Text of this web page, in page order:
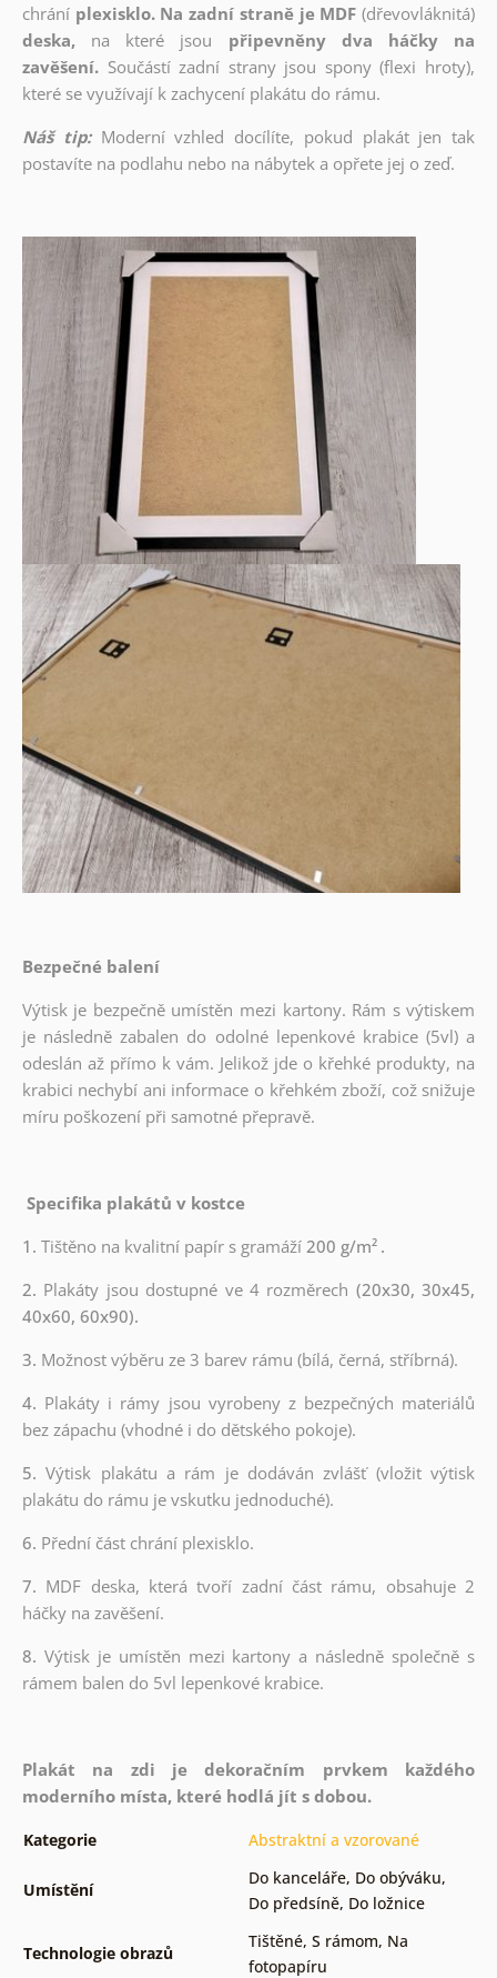
chrání plexisklo. Na zadní straně je MDF (dřevovláknitá)
deska,
na které jsou
připevněny dva háčky na
zavěšení. Součástí zadní strany jsou spony (flexi hroty),
které se využívají k zachycení plakátu do rámu.
Náš tip: Moderní vzhled docílíte, pokud plakát jen tak
postavíte na podlahu nebo na nábytek a opřete jej o zeď.
Bezpečné balení
Výtisk je bezpečně umístěn mezi kartony. Rám s výtiskem
je následně zabalen do odolné lepenkové krabice (5vl) a
odeslán až přímo k vám. Jelikož jde o křehké produkty, na
krabici nechybí ani informace o křehkém zboží, což snižuje
míru poškození při samotné přepravě.
Specifika plakátů v kostce
1. Tištěno na kvalitní papír s gramáží200 g/m² .
2. Plakáty jsou dostupné ve 4 rozměrech (20x30, 30x45,
40x60, 60x90).
3. Možnost výběru ze 3 barev rámu (bílá, černá, stříbrná).
4. Plakáty i rámy jsou vyrobeny z bezpečných materiálů
bez zápachu (vhodné i do dětského pokoje).
5.Výtisk plakátu a rám je dodáván zvlášť (vložit výtisk
plakátu do rámu je vskutku jednoduché).
6. Přední část chrání plexisklo.
7. MDF deska, která tvoří zadní část rámu, obsahuje 2
háčky na zavěšení.
8. Výtisk je umístěn mezi kartony a následně společně s
rámem balen do 5vl lepenkové krabice.
Plakát na zdi je dekoračním prvkem každého
moderního místa, které hodlá jít s dobou.
Kategorie Abstraktní a vzorované
Umístění
Do kanceláře, Do obýváku,
Do předsíně, Do ložnice
Technologie obrazů
Tištěné, S rámom, Na
fotopapíru